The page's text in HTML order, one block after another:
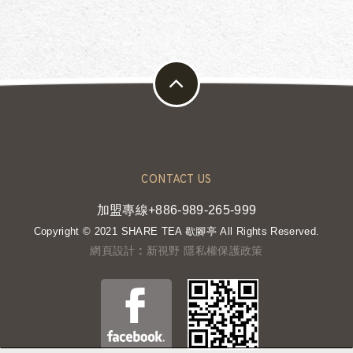
CONTACT US
加盟專線+886-989-265-999
Copyright © 2021 SHARE TEA 歇腳亭 All Rights Reserved.
網頁設計 : 新視野 隱私權保護政策